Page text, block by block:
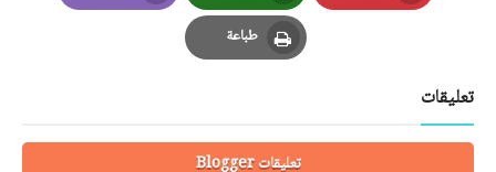
Pinterest
Whatsapp
Email
طباعة
Print
تعليقات
تعليقات Blogger